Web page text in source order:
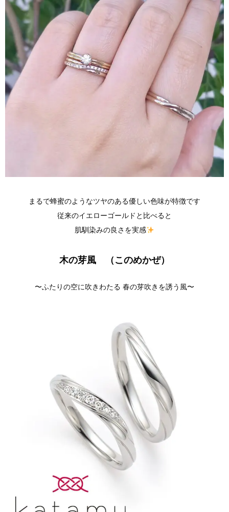
まるで蜂蜜のようなツヤのある優しい色味が特徴です
従来のイエローゴールドと比べると
肌馴染みの良さを実感
木の芽風 （このめかぜ）
〜ふたりの空に吹きわたる 春の芽吹きを誘う風〜